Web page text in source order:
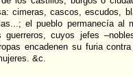
cimeras, cascos, escudos,
el pueblo permanecía al
guerreros, cuyos jefes
encadenen su furia
&c.